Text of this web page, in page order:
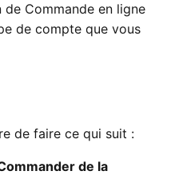
de Commande en ligne
de compte que vous
de faire ce qui suit :
de la